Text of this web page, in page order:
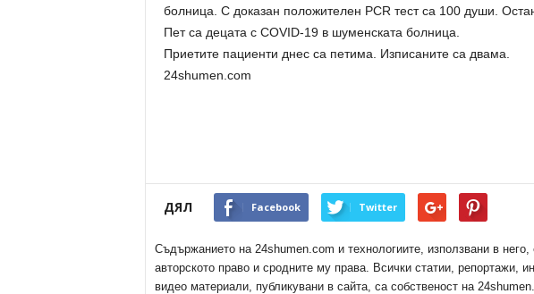
болница. С доказан положителен PCR тест са 100 души.
Пет са децата с COVID-19 в шуменската болница.
Приетите пациенти днес са петима. Изписаните са двама.
24shumen.com
ДЯЛ Facebook Twitter
Съдържанието на 24shumen.com и технологиите, използвани в
авторското право и сродните му права. Всички статии, репортажи,
видео материали, публикувани в сайта, са собственост на